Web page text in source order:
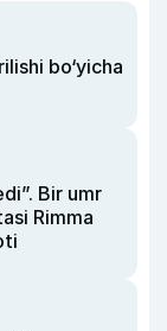
bo‘yicha
Bir umr
Rimma